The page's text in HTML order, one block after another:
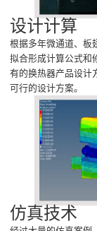
设计计算
根据多年微通道、板
拟合形成计算公式和
有的换热器产品设计
可行的设计方案。
仿真技术